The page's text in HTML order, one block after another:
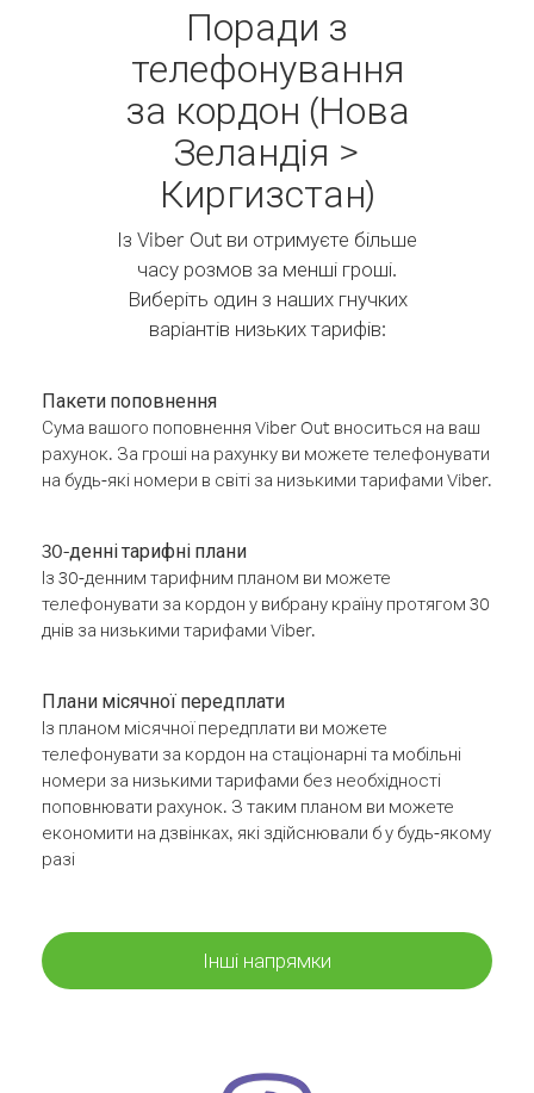
Поради з
телефонування
за кордон (Нова
Зеландія >
Киргизстан)
Із Viber Out ви отримуєте більше
часу розмов за менші гроші.
Виберіть один з наших гнучких
варіантів низьких тарифів:
Пакети поповнення
Сума вашого поповнення Viber Out вноситься на ваш
рахунок. За гроші на рахунку ви можете телефонувати
на будь-які номери в світі за низькими тарифами Viber.
30-денні тарифні плани
Із 30-денним тарифним планом ви можете
телефонувати за кордон у вибрану країну протягом 30
днів за низькими тарифами Viber.
Плани місячної передплати
Із планом місячної передплати ви можете
телефонувати за кордон на стаціонарні та мобільні
номери за низькими тарифами без необхідності
поповнювати рахунок. З таким планом ви можете
економити на дзвінках, які здійснювали б у будь-якому
разі
Інші напрямки